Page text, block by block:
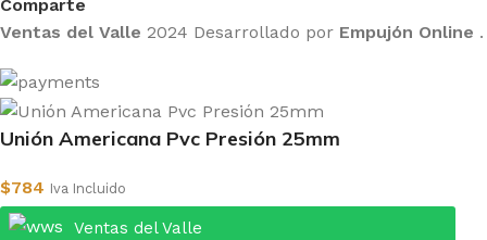
Comparte
Ventas del Valle 2024 Desarrollado por Empujón Online .
Unión Americana Pvc Presión 25mm
$784 Iva Incluido
Ventas del Valle